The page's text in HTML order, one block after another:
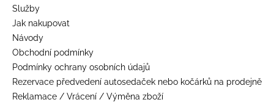
Služby
Jak nakupovat
Návody
Obchodní podmínky
Podmínky ochrany osobních údajů
Rezervace předvedení autosedaček nebo kočárků na prodejně
Reklamace / Vrácení / Výměna zboží